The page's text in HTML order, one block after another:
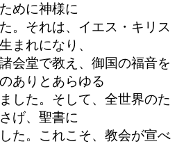
めに神様に
。それは、イエス・キリス
まれになり、
会堂で教え、御国の福音を
ありとあらゆる
した。そして、全世界のた
げ、聖書に
た。これこそ、教会が宣べ